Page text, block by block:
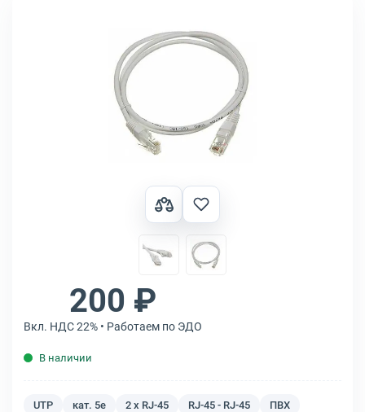
200 ₽
Вкл. НДС 22% • Работаем по ЭДО
В наличии
UTP кат. 5e 2 x RJ-45 RJ-45 - RJ-45 ПВХ